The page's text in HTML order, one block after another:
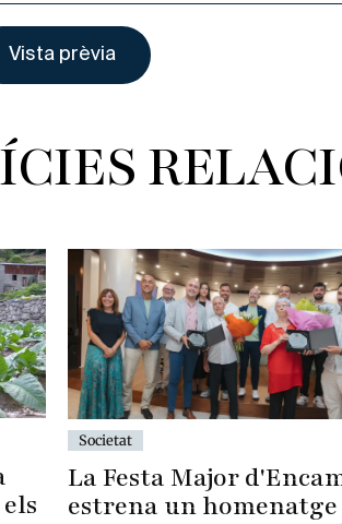
Societat
La Festa Major
estrena un homenatge